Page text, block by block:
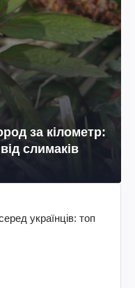
за кілометр:
слимаків
українців: топ